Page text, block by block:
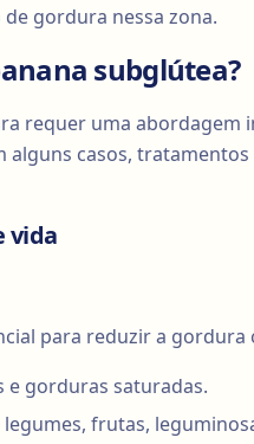
gordura nessa zona.
subglútea?
requer uma abordagem
alguns casos,
vida
para reduzir a
e gorduras saturadas.
frutas,